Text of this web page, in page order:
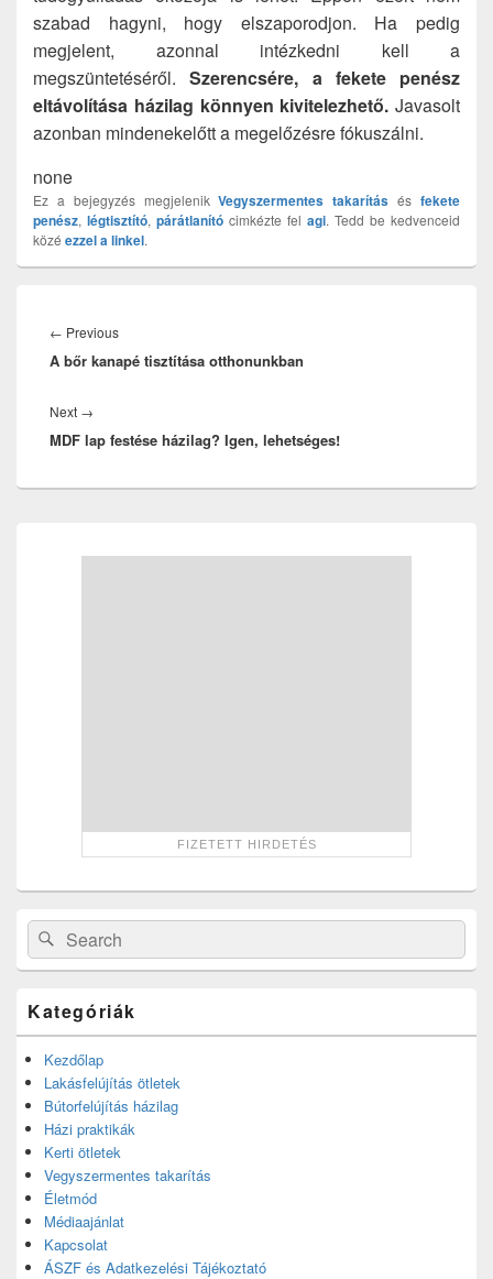
szabad hagyni, hogy elszaporodjon. Ha pedig
megjelent, azonnal intézkedni kell a
megszüntetéséről.Szerencsére, a fekete penész
eltávolítása házilag könnyen kivitelezhető. Javasolt
azonban mindenekelőtt a megelőzésre fókuszálni.
none
Ez a bejegyzés megjelenikVegyszermentes takarítás ésfekete
penész, légtisztító, párátlanító cimkézte fel agi. Tedd be kedvenceid
közé ezzel a linkel.
navigáció
← PreviousPrevious
post:
A bőr kanapé tisztítása otthonunkban
Next →
post:
MDF lap festése házilag? Igen, lehetséges!
Search
for:
Search
Kategóriák
Kezdőlap
Lakásfelújítás ötletek
Bútorfelújítás házilag
Házi praktikák
Kerti ötletek
Vegyszermentes takarítás
Életmód
Médiaajánlat
Kapcsolat
ÁSZF és Adatkezelési Tájékoztató